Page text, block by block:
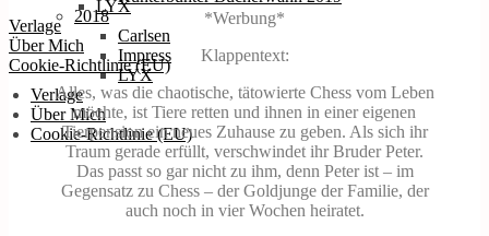
LYX
Verlage
Über Mich
Cookie-Richtlinie (EU)
2018
Carlsen
Impress
LYX
Verlage
Über Mich
Cookie-Richtlinie (EU)
*Werbung*
Klappentext:
Alles, was die chaotische, tätowierte Chess vom Leben
möchte, ist Tiere retten und ihnen in einer eigenen
Tierpension ein neues Zuhause zu geben. Als sich ihr
Traum gerade erfüllt, verschwindet ihr Bruder Peter.
Das passt so gar nicht zu ihm, denn Peter ist – im
Gegensatz zu Chess – der Goldjunge der Familie, der
auch noch in vier Wochen heiratet.